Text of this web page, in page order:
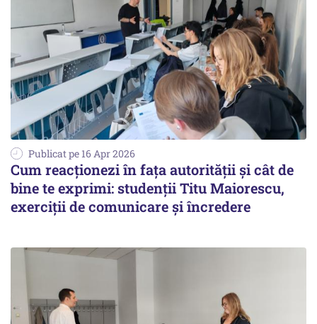
Publicat pe 16 Apr 2026
Cum reacționezi în fața autorității și cât de
bine te exprimi: studenții Titu Maiorescu,
exerciții de comunicare și încredere